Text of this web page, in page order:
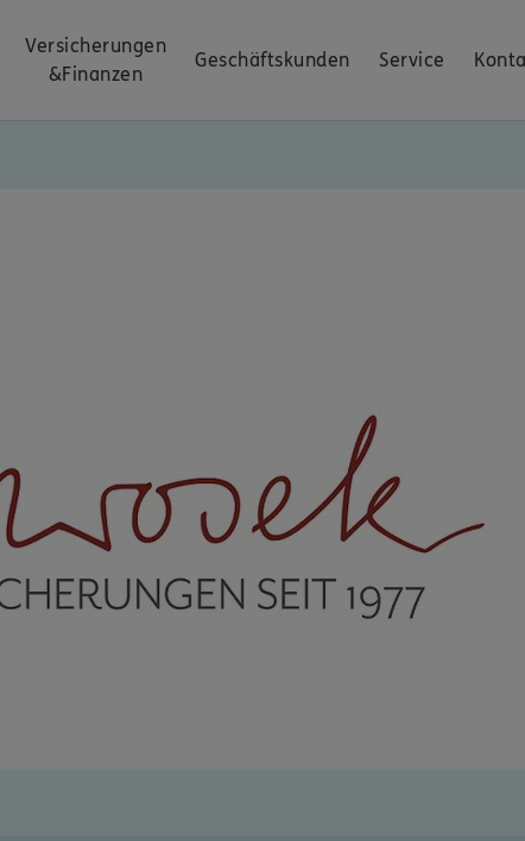
Versicherungen
&Finanzen
Geschäftskunden Service